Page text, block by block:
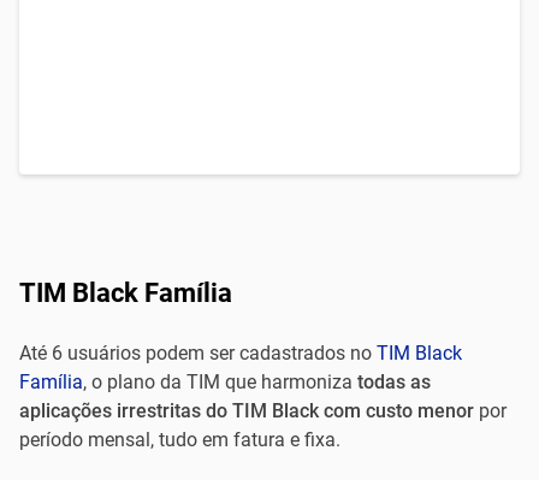
TIM Black Família
Até 6 usuários podem ser cadastrados no TIM Black
Família, o plano da TIM que harmoniza todas as
aplicações irrestritas do TIM Black com custo menor por
período mensal, tudo em fatura e fixa.